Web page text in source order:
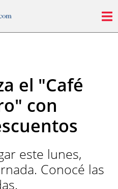
el "Café
con
este lunes,
Conocé las